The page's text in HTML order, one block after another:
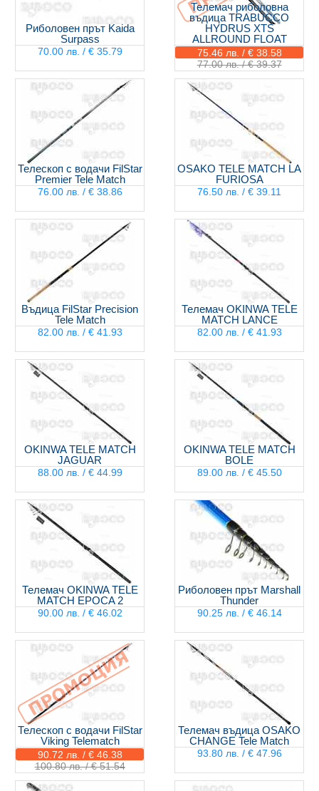
Риболовен прът Kaida
Surpass
70.00 лв. / € 35.79
Телемач риболовна
въдица TRABUCCO
HYDRUS XTS
ALLROUND FLOAT
75.46 лв. / € 38.58
77.00 лв. / € 39.37
Телескоп с водачи FilStar
Premier Tele Match
76.00 лв. / € 38.86
OSAKO TELE MATCH LA
FURIOSA
76.50 лв. / € 39.11
Въдица FilStar Precision
Tele Match
82.00 лв. / € 41.93
Телемач OKINWA TELE
MATCH LANCE
82.00 лв. / € 41.93
OKINWA TELE MATCH
JAGUAR
88.00 лв. / € 44.99
OKINWA TELE MATCH
BOLE
89.00 лв. / € 45.50
Телемач OKINWA TELE
MATCH EPOCA 2
90.00 лв. / € 46.02
Риболовен прът Marshall
Thunder
90.25 лв. / € 46.14
Телескоп с водачи FilStar
Viking Telematch
90.72 лв. / € 46.38
100.80 лв. / € 51.54
Телемач въдица OSAKO
CHANGE Tele Match
93.80 лв. / € 47.96